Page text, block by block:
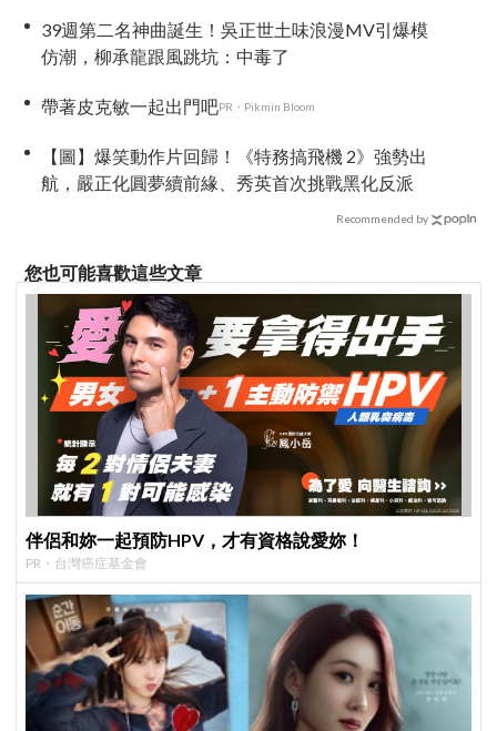
39週第二名神曲誕生！吳正世土味浪漫MV引爆模
仿潮，柳承龍跟風跳坑：中毒了
帶著皮克敏一起出門吧PR・Pikmin Bloom
【圖】爆笑動作片回歸！《特務搞飛機 2》強勢出
航，嚴正化圓夢續前緣、秀英首次挑戰黑化反派
Recommended by
您也可能喜歡這些文章
伴侶和妳一起預防HPV，才有資格說愛妳！
PR・台灣癌症基金會